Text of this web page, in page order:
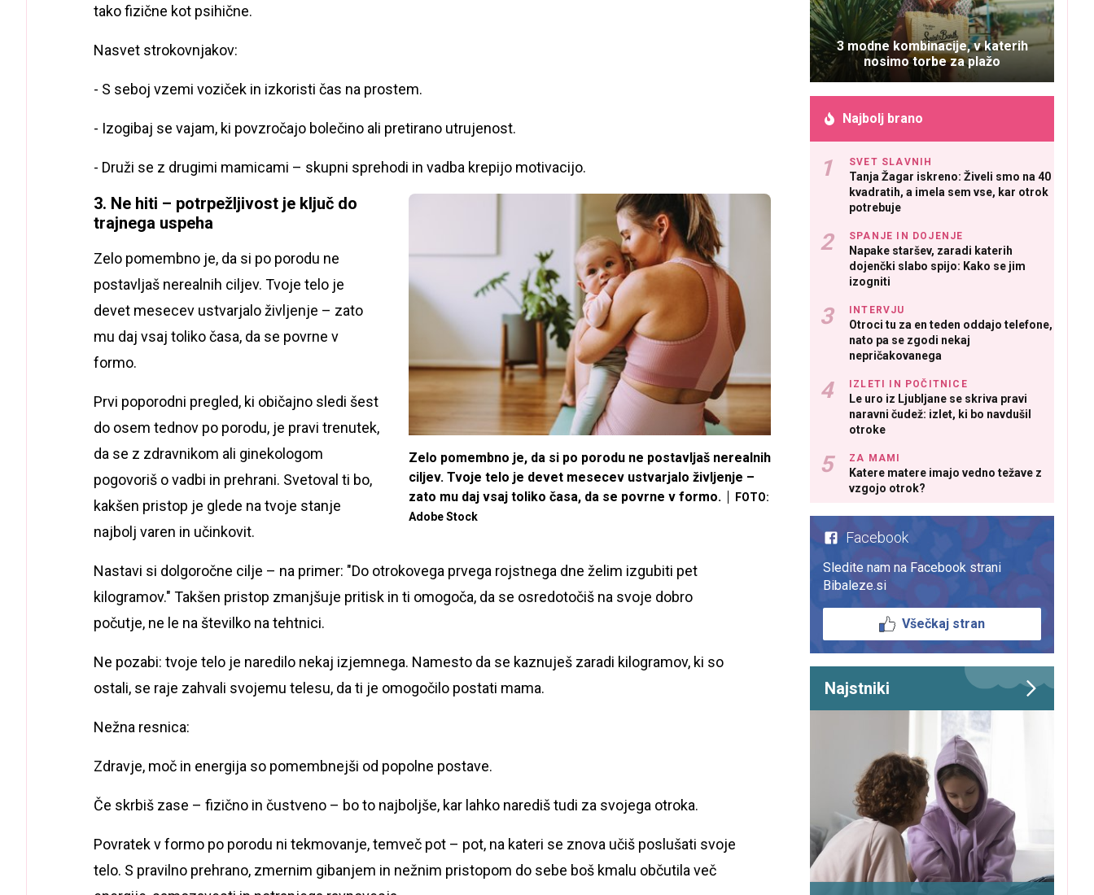
tako fizične kot psihične.
Nasvet strokovnjakov:
- S seboj vzemi voziček in izkoristi čas na prostem.
- Izogibaj se vajam, ki povzročajo bolečino ali pretirano utrujenost.
- Druži se z drugimi mamicami – skupni sprehodi in vadba krepijo motivacijo.
Zelo pomembno je, da si po porodu ne postavljaš nerealnih
ciljev. Tvoje telo je devet mesecev ustvarjalo življenje –
zato mu daj vsaj toliko časa, da se povrne v formo.
FOTO:
Adobe Stock
3. Ne hiti – potrpežljivost je ključ do
trajnega uspeha
Zelo pomembno je, da si po porodu ne
postavljaš nerealnih ciljev. Tvoje telo je
devet mesecev ustvarjalo življenje – zato
mu daj vsaj toliko časa, da se povrne v
formo.
Prvi poporodni pregled, ki običajno sledi šest
do osem tednov po porodu, je pravi trenutek,
da se z zdravnikom ali ginekologom
pogovoriš o vadbi in prehrani. Svetoval ti bo,
kakšen pristop je glede na tvoje stanje
najbolj varen in učinkovit.
Nastavi si dolgoročne cilje – na primer: "Do otrokovega prvega rojstnega dne želim izgubiti pet
kilogramov." Takšen pristop zmanjšuje pritisk in ti omogoča, da se osredotočiš na svoje dobro
počutje, ne le na številko na tehtnici.
Ne pozabi: tvoje telo je naredilo nekaj izjemnega. Namesto da se kaznuješ zaradi kilogramov, ki so
ostali, se raje zahvali svojemu telesu, da ti je omogočilo postati mama.
Nežna resnica:
Zdravje, moč in energija so pomembnejši od popolne postave.
Če skrbiš zase – fizično in čustveno – bo to najboljše, kar lahko narediš tudi za svojega otroka.
Povratek v formo po porodu ni tekmovanje, temveč pot – pot, na kateri se znova učiš poslušati svoje
telo. S pravilno prehrano, zmernim gibanjem in nežnim pristopom do sebe boš kmalu občutila več
3 modne kombinacije, v katerih
nosimo torbe za plažo
Najbolj brano
SVET SLAVNIH
Tanja Žagar iskreno: Živeli smo na 40
kvadratih, a imela sem vse, kar otrok
potrebuje
SPANJE IN DOJENJE
Napake staršev, zaradi katerih
dojenčki slabo spijo: Kako se jim
izogniti
INTERVJU
Otroci tu za en teden oddajo telefone,
nato pa se zgodi nekaj
nepričakovanega
IZLETI IN POČITNICE
Le uro iz Ljubljane se skriva pravi
naravni čudež: izlet, ki bo navdušil
otroke
ZA MAMI
Katere matere imajo vedno težave z
vzgojo otrok?
Facebook
Sledite nam na Facebook strani
Bibaleze.si
Všečkaj stran
Najstniki